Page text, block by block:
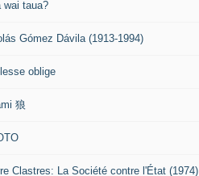
wai taua?
Gómez Dávila (1913-1994)
oblige
狼
Clastres: La Société contre l'État (1974)